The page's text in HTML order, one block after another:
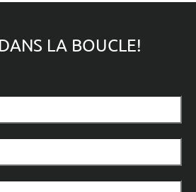
LA BOUCLE!